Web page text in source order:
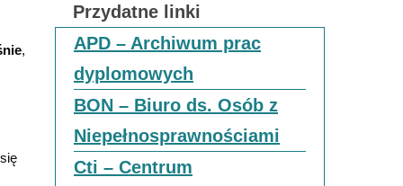
,
Przydatne linki
APD – Archiwum prac
dyplomowych
BON – Biuro ds. Osób z
Niepełnosprawnościami
Cti – Centrum